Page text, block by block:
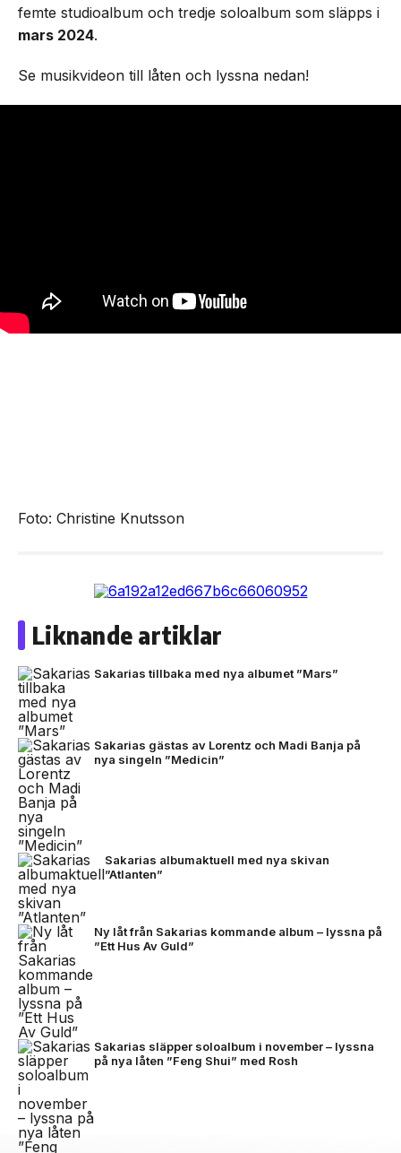
femte studioalbum och tredje soloalbum som släpps i
mars 2024.
Se musikvideon till låten och lyssna nedan!
Foto: Christine Knutsson
Liknande artiklar
Sakarias tillbaka med nya albumet ”Mars”
Sakarias gästas av Lorentz och Madi Banja på
nya singeln ”Medicin”
Sakarias albumaktuell med nya skivan
”Atlanten”
Ny låt från Sakarias kommande album – lyssna på
”Ett Hus Av Guld”
Sakarias släpper soloalbum i november – lyssna
på nya låten ”Feng Shui” med Rosh